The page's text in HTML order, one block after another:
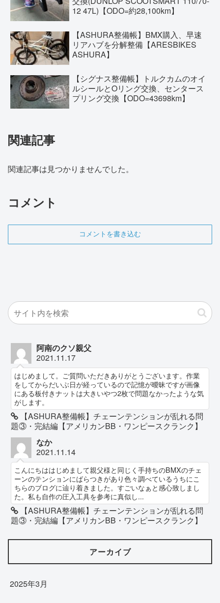
12 47L)【ODO=約28,100km】
【ASHURA整備帳】BMX購入、早速
リアハブを分解整備【ARESBIKES
ASHURA】
【シグナス整備帳】トルクカムのオイ
ルシールとOリング交換、センタース
プリング交換【ODO=43698km】
関連記事
関連記事は見つかりませんでした。
コメント
コメントを書き込む
阿南のクソ親父
2021.11.17
はじめまして。ご質問いただきありがとうございます。作業
をしてからだいぶ日が経っているので記憶が曖昧ですが画像
にある板付きナットは大きいやつ2枚で問題なかったような気
がします。
【ASHURA整備帳】チェーンテンションが乱れる問
題③・完結編【アメリカンBB・ワンピースクランク】
なか
2021.11.14
こんにちははじめまして親父様と同じく手持ちのBMXのチェ
ーンのテンションにばらつきがあり色々調べているうちにこ
ちらのブログに辿り着きました。すごいなぁと感心致しまし
た。私も自作の圧入工具を参考に真似し...
【ASHURA整備帳】チェーンテンションが乱れる問
題③・完結編【アメリカンBB・ワンピースクランク】
アーカイブ
2025年3月